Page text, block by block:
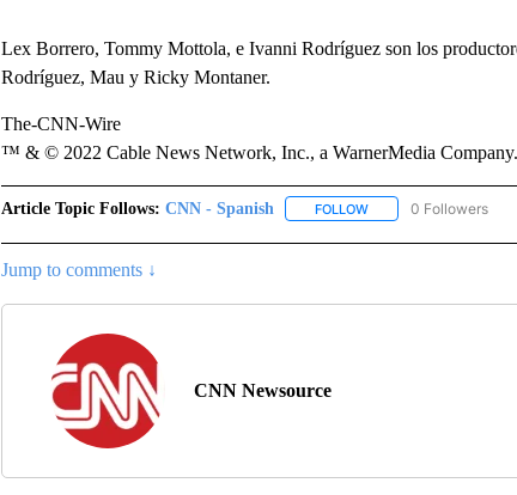
Lex Borrero, Tommy Mottola, e Ivanni Rodríguez son los
Rodríguez, Mau y Ricky Montaner.
The-CNN-Wire
™ & © 2022 Cable News Network, Inc., a WarnerMedia
Article Topic Follows: CNN - Spanish FOLLOWFOLLOW "CNN -
0 Followers
Jump to comments ↓
CNN Newsource